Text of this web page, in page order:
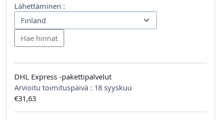
Lähettäminen :
DHL Express -pakettipalvelut
Arvioitu toimituspäivä : 18 syyskuu
€31,63